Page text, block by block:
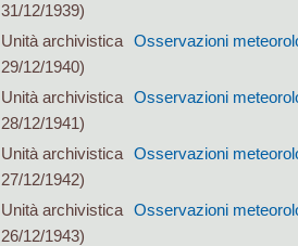
31/12/1939)
Unità archivistica Osservazioni
29/12/1940)
Unità archivistica Osservazioni
28/12/1941)
Unità archivistica Osservazioni
27/12/1942)
Unità archivistica Osservazioni
26/12/1943)